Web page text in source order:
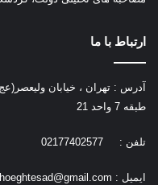
ارتباط با ما
طبقه 7 واحد 21
تلفن : 02177402577
ایمیل :